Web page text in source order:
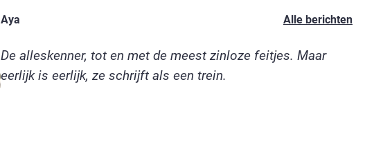
Aya Alle berichten
De alleskenner, tot en met de meest zinloze feitjes. Maar
eerlijk is eerlijk, ze schrijft als een trein.